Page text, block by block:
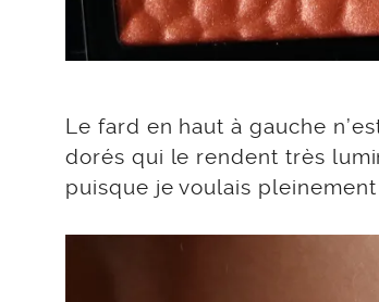
Le fard en haut à gauche
dorés qui le rendent très
puisque je voulais